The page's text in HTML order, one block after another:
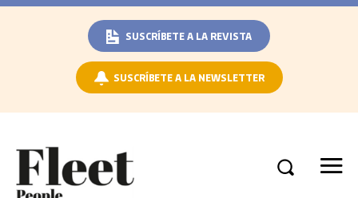
SUSCRÍBETE A LA REVISTA
SUSCRÍBETE A LA NEWSLETTER